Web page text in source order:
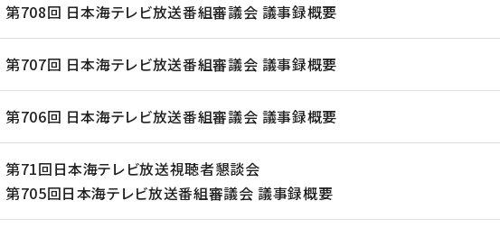
第708回 日本海テレビ放送番組審議会 議事録概要
第707回 日本海テレビ放送番組審議会 議事録概要
第706回 日本海テレビ放送番組審議会 議事録概要
第71回日本海テレビ放送視聴者懇談会
第705回日本海テレビ放送番組審議会 議事録概要